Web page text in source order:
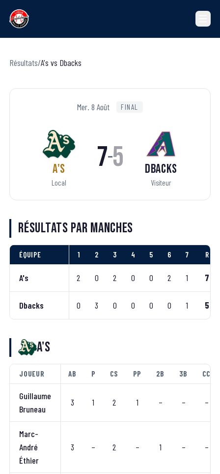
Résultats/A's vs Dbacks
Mer. 8 Août FINAL
A's
Local
7–5 Dbacks
Visiteur
Résultats par manches
ÉQUIPE 1 2 3 4 5 6 7 R
A's 2 0 2 0 0 2 1 7
Dbacks 0 3 0 0 0 0 1 5
A's
JOUEUR AB P CS PP 2B 3B CC
Guillaume
Bruneau
3 1 2 1 – – –
Marc-
André
Éthier
3 – 2 – 1 – –